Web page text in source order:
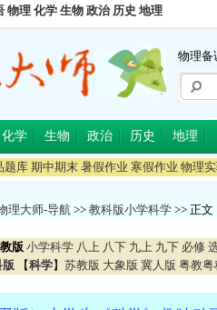
物理 化学 生物 政治 历史 地理
物理备
化学 生物 政治 历史 地理
题库 期中期末 暑假作业 寒假作业 物理
理大师-导航>> 教科版小学科学 >> 正文
版 小学科学 八上 八下 九上 九下 必修
版 【科学】 苏教版 大象版 冀人版 粤教粤